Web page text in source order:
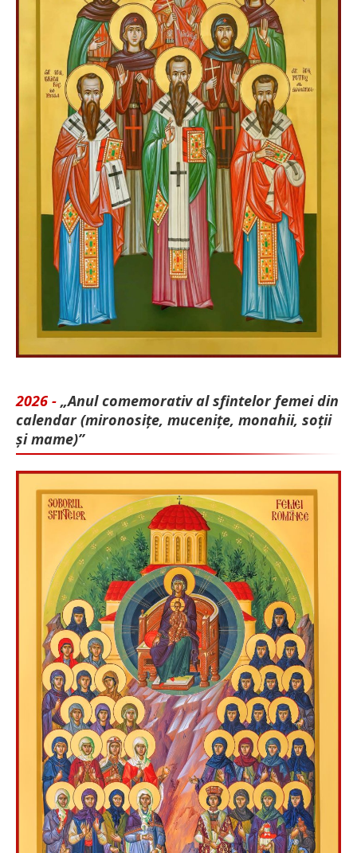
2026 - „Anul comemorativ al sfintelor femei din
calendar (mironosițe, mu­cenițe, monahii, soții
și mame)”